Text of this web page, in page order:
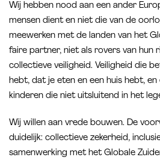
Wij hebben nood aan een ander
mensen dient en niet die van de
meewerken met de landen van het
faire partner, niet als rovers van hun
collectieve veiligheid. Veiligheid die
hebt, dat je eten en een huis hebt,
kinderen die niet uitsluitend in het
Wij willen aan vrede bouwen. De
duidelijk: collectieve zekerheid,
samenwerking met het Globale